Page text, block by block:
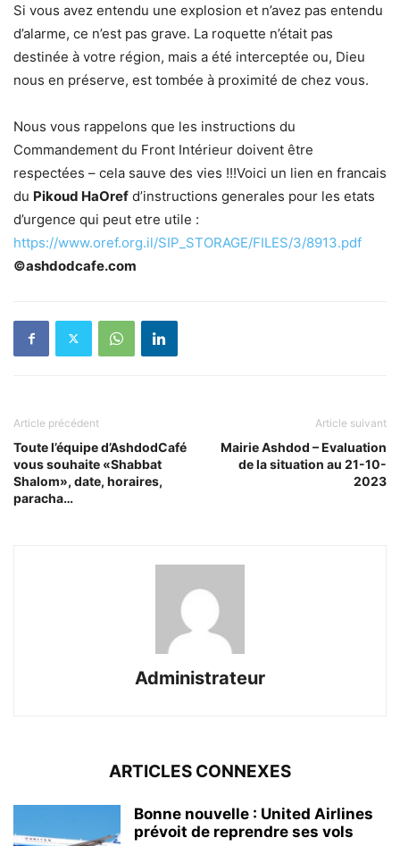
Si vous avez entendu une explosion et n’avez pas entendu
d’alarme, ce n’est pas grave. La roquette n’était pas
destinée à votre région, mais a été interceptée ou, Dieu
nous en préserve, est tombée à proximité de chez vous.
Nous vous rappelons que les instructions du
Commandement du Front Intérieur doivent être
respectées – cela sauve des vies !!!Voici un lien en francais
du Pikoud HaOref d’instructions generales pour les etats
d’urgence qui peut etre utile :
https://www.oref.org.il/SIP_STORAGE/FILES/3/8913.pdf
©ashdodcafe.com
Article précédent
Toute l’équipe d’AshdodCafé
vous souhaite «Shabbat
Shalom», date, horaires,
paracha…
Article suivant
Mairie Ashdod – Evaluation
de la situation au 21-10-
2023
Administrateur
ARTICLES CONNEXES
Bonne nouvelle : United Airlines
prévoit de reprendre ses vols